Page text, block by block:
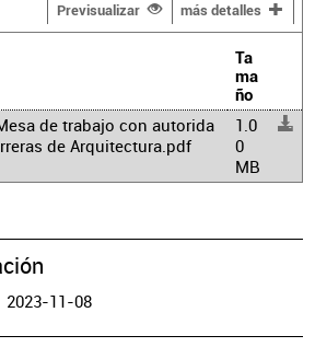
Previsualizar más detalles
Ta
ma
ño
de trabajo con autorida
de Arquitectura.pdf
1.0
0
MB
2023-11-08